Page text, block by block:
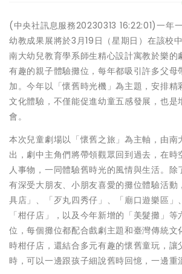
(中央社訊息服務20230313 16:22:01)一年
幼教成果展將於3月19日（星期日）在該校
南大幼兒教育學系師生精心設計寓教於樂的
有趣的親子體驗攤位，每年都吸引許多父母
加。今年以「懷舊時光機」為主題，安排精
文化體驗，不僅能促進幼童五感發展，也是
會。
本次兒童劇場以「懷舊之旅」為主軸，由南
出，劇中主角們將帶領觀眾回到過去，在時
人事物，一同體驗舊時光的風情與生活。除
有深受大朋友、小朋友喜愛的攤位體驗活動
具店」、「歹丸四秀仔」、「廟口遊樂區」
「柑仔店」，以及今年新增的「美髮攤」
位，每個攤位都配合戲劇主題和臺灣傳統文
時柑仔店，還結合多元有趣的懷舊童玩，讓
時，可以一邊跟孩子細說舊時回憶，一邊重